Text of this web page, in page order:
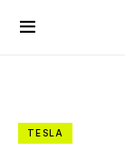
TESLA